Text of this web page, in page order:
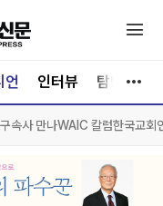
언 인터뷰 탐방
구속사 만나WAIC 칼럼한국교회